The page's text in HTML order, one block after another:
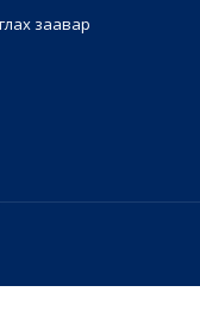
заавар